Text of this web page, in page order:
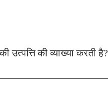
उत्पत्ति की व्याख्या करती है?